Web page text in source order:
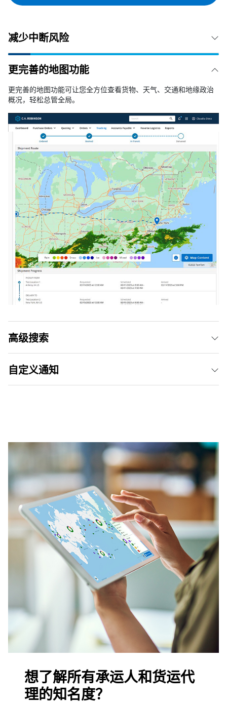
减少中断风险
更完善的地图功能
更完善的地图功能可让您全方位查看货物、天气、交通和地缘政治
概况，轻松总管全局。
高级搜索
自定义通知
想了解所有承运人和货运代
理的知名度？